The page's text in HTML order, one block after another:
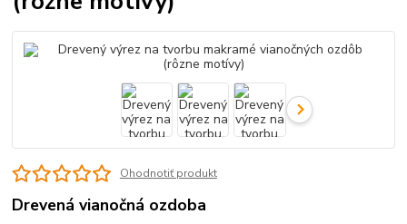
Ohodnotiť produkt
Drevená vianočná ozdoba